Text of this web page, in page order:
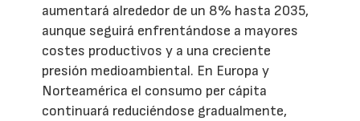
aumentará alrededor de un 8% hasta 2035,
aunque seguirá enfrentándose a mayores
costes productivos y a una creciente
presión medioambiental. En Europa y
Norteamérica el consumo per cápita
continuará reduciéndose gradualmente,